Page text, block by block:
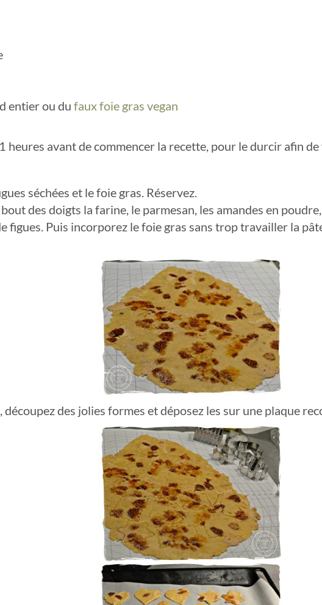
entier ou du faux foie gras vegan
heures avant de commencer la recette, pour le durcir afin
séchées et le foie gras. Réservez.
des doigts la farine, le parmesan, les amandes en
figues. Puis incorporez le foie gras sans trop travailler la
découpez des jolies formes et déposez les sur une plaque